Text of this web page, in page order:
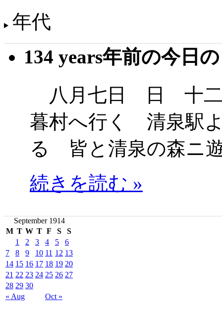
年代
134 years年前の今日
八月七日 日 十二
暮村へ行く 清泉駅
る 皆と清泉の森ニ
続きを読む »
September 1914
M T W T F S S
« Aug Oct »
1 2 3 4 5
6
7
8 9 10 11 12 13
14 15 16 17 18 19 20
21 22 23 24 25 26 27
28 29 30